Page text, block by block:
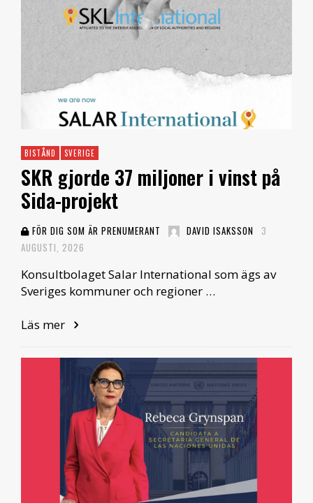
BISTÅND SVERIGE
SKR gjorde 37 miljoner i vinst på
Sida-projekt
FÖR DIG SOM ÄR PRENUMERANT DAVID ISAKSSON
3
AUGUSTI, 2026
Konsultbolaget Salar International som ägs av
Sveriges kommuner och regioner …
Läs mer